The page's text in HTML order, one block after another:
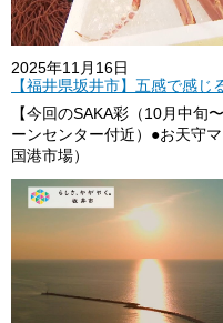
2025年11月16日
【福井県坂井市】五感で感じ
【今回のSAKA彩（10月中旬
ーンセンター付近）●お天守
国港市場）